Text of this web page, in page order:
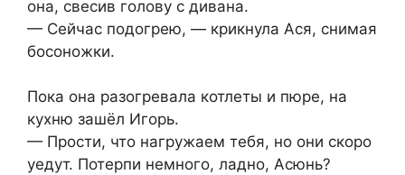
она, свесив голову с дивана.
— Сейчас подогрею, — крикнула Ася, снимая
босоножки.
Пока она разогревала котлеты и пюре, на
кухню зашёл Игорь.
— Прости, что нагружаем тебя, но они скоро
уедут. Потерпи немного, ладно, Асюнь?